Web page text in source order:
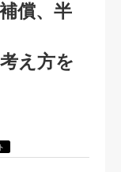
償、半
え方を